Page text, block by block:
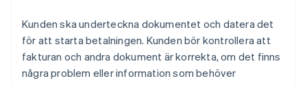
Kunden ska underteckna dokumentet och datera det
för att starta betalningen. Kunden bör kontrollera att
fakturan och andra dokument är korrekta, om det finns
några problem eller information som behöver